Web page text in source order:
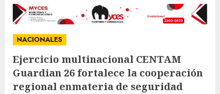
NACIONALES
Ejercicio multinacional CENTAM
Guardian 26 fortalece la cooperación
regional enmateria de seguridad